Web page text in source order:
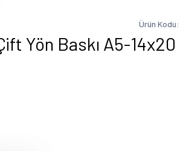
Ürün Kodu:
Yön Baskı A5-